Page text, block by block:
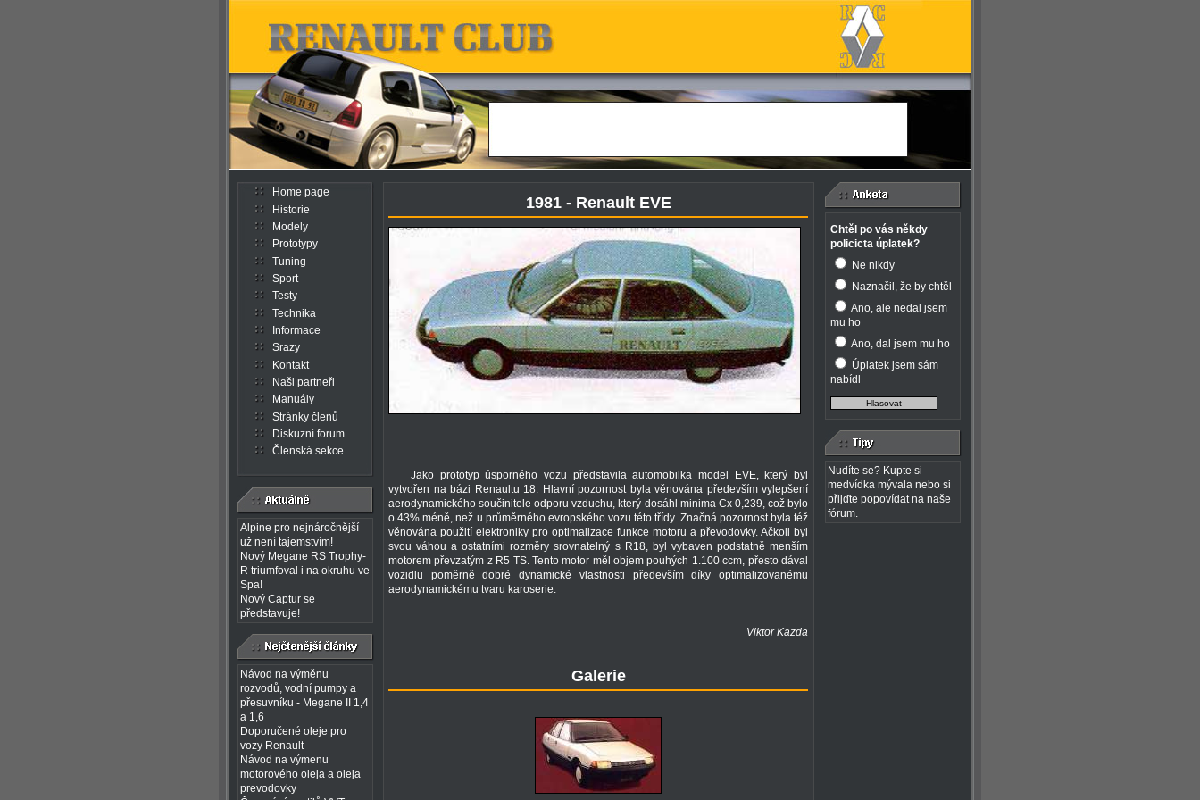
Home page
Historie
Modely
Prototypy
Tuning
Sport
Testy
Technika
Informace
Srazy
Kontakt
Naši partneři
Manuály
Stránky členů
Diskuzní forum
Členská sekce
Alpine pro nejnáročnější
už není tajemstvím!
Nový Megane RS Trophy-
R triumfoval i na okruhu ve
Spa!
Nový Captur se
představuje!
Návod na výměnu
rozvodů, vodní pumpy a
přesuvníku - Megane II 1,4
a 1,6
Doporučené oleje pro
vozy Renault
Návod na výmenu
motorového oleja a oleja
prevodovky
1981 - Renault EVE
Jako prototyp úsporného vozu představila automobilka model EVE, který byl
vytvořen na bázi Renaultu 18. Hlavní pozornost byla věnována především vylepšení
aerodynamického součinitele odporu vzduchu, který dosáhl minima Cx 0,239, což bylo
o 43% méně, než u průměrného evropského vozu této třídy. Značná pozornost byla též
věnována použití elektroniky pro optimalizace funkce motoru a převodovky. Ačkoli byl
svou váhou a ostatními rozměry srovnatelný s R18, byl vybaven podstatně menším
motorem převzatým z R5 TS. Tento motor měl objem pouhých 1.100 ccm, přesto dával
vozidlu poměrně dobré dynamické vlastnosti především díky optimalizovanému
aerodynamickému tvaru karoserie.
Viktor Kazda
Galerie
Chtěl po vás někdy
policicta úplatek?
Ne nikdy
Naznačil, že by chtěl
Ano, ale nedal jsem
mu ho
Ano, dal jsem mu ho
Úplatek jsem sám
nabídl
Nudíte se? Kupte si
medvídka mývala nebo si
přijďte popovídat na naše
fórum.